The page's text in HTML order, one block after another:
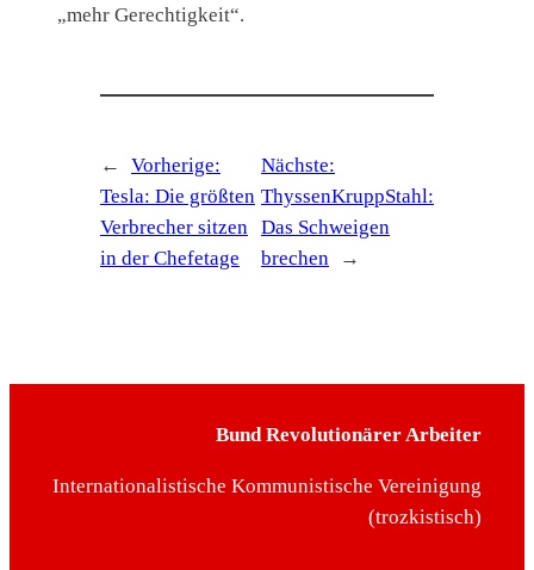
„mehr Gerechtigkeit“.
←
Vorherige:
Tesla: Die größten
Verbrecher sitzen
in der Chefetage
Nächste:
ThyssenKruppStahl:
Das Schweigen
brechen
→
Bund Revolutionärer Arbeiter
Internationalistische Kommunistische Vereinigung
(trozkistisch)